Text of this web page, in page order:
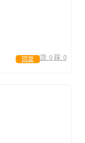
顶: 0 踩: 0
回复